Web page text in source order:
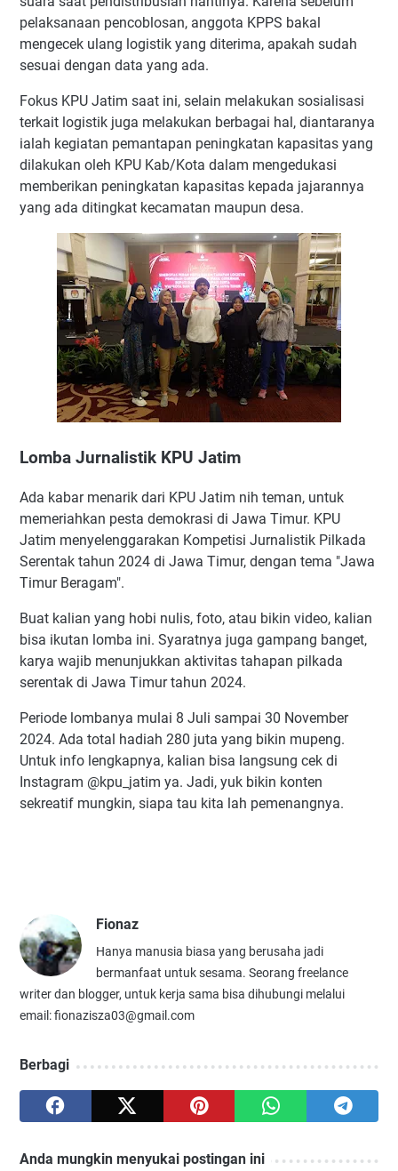
pelaksanaan pencoblosan, anggota KPPS bakal
mengecek ulang logistik yang diterima, apakah sudah
sesuai dengan data yang ada.
Fokus KPU Jatim saat ini, selain melakukan sosialisasi
terkait logistik juga melakukan berbagai hal, diantaranya
ialah kegiatan pemantapan peningkatan kapasitas yang
dilakukan oleh KPU Kab/Kota dalam mengedukasi
memberikan peningkatan kapasitas kepada jajarannya
yang ada ditingkat kecamatan maupun desa.
Lomba Jurnalistik KPU Jatim
Ada kabar menarik dari KPU Jatim nih teman, untuk
memeriahkan pesta demokrasi di Jawa Timur. KPU
Jatim menyelenggarakan Kompetisi Jurnalistik Pilkada
Serentak tahun 2024 di Jawa Timur, dengan tema "Jawa
Timur Beragam".
Buat kalian yang hobi nulis, foto, atau bikin video, kalian
bisa ikutan lomba ini. Syaratnya juga gampang banget,
karya wajib menunjukkan aktivitas tahapan pilkada
serentak di Jawa Timur tahun 2024.
Periode lombanya mulai 8 Juli sampai 30 November
2024. Ada total hadiah 280 juta yang bikin mupeng.
Untuk info lengkapnya, kalian bisa langsung cek di
Instagram @kpu_jatim ya. Jadi, yuk bikin konten
sekreatif mungkin, siapa tau kita lah pemenangnya.
Fionaz
Hanya manusia biasa yang berusaha jadi
bermanfaat untuk sesama. Seorang freelance
writer dan blogger, untuk kerja sama bisa dihubungi melalui
email: fionazisza03@gmail.com
Berbagi
Anda mungkin menyukai postingan ini